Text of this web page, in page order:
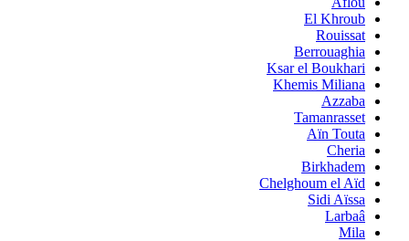
El Khroub
Rouissat
Berrouaghia
Ksar el Boukhari
Khemis Miliana
Azzaba
Tamanrasset
Aïn Touta
Cheria
Birkhadem
Chelghoum el Aïd
Sidi Aïssa
Larbaâ
Mila